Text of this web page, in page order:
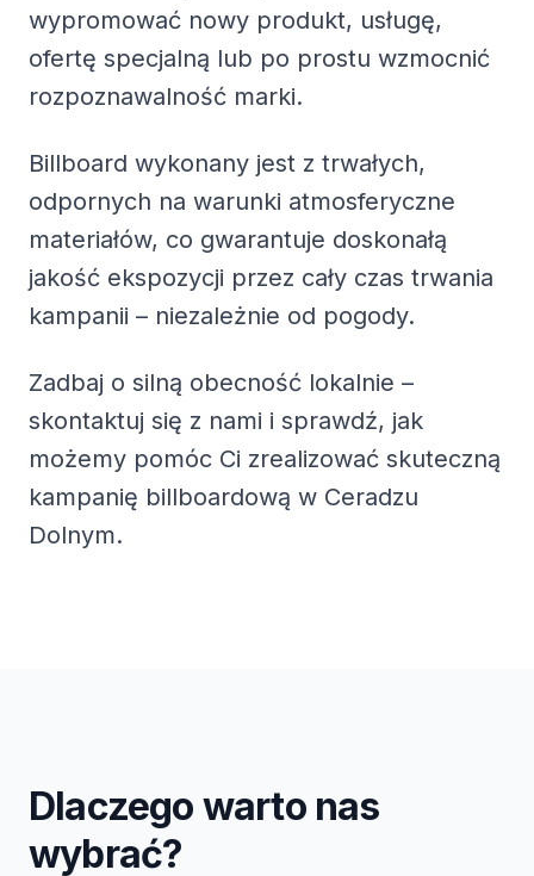
wypromować nowy produkt, usługę,
ofertę specjalną lub po prostu wzmocnić
rozpoznawalność marki.
Billboard wykonany jest z trwałych,
odpornych na warunki atmosferyczne
materiałów, co gwarantuje doskonałą
jakość ekspozycji przez cały czas trwania
kampanii – niezależnie od pogody.
Zadbaj o silną obecność lokalnie –
skontaktuj się z nami i sprawdź, jak
możemy pomóc Ci zrealizować skuteczną
kampanię billboardową w Ceradzu
Dolnym.
Dlaczego warto nas
wybrać?